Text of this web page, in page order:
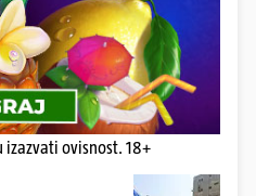
izazvati ovisnost. 18+